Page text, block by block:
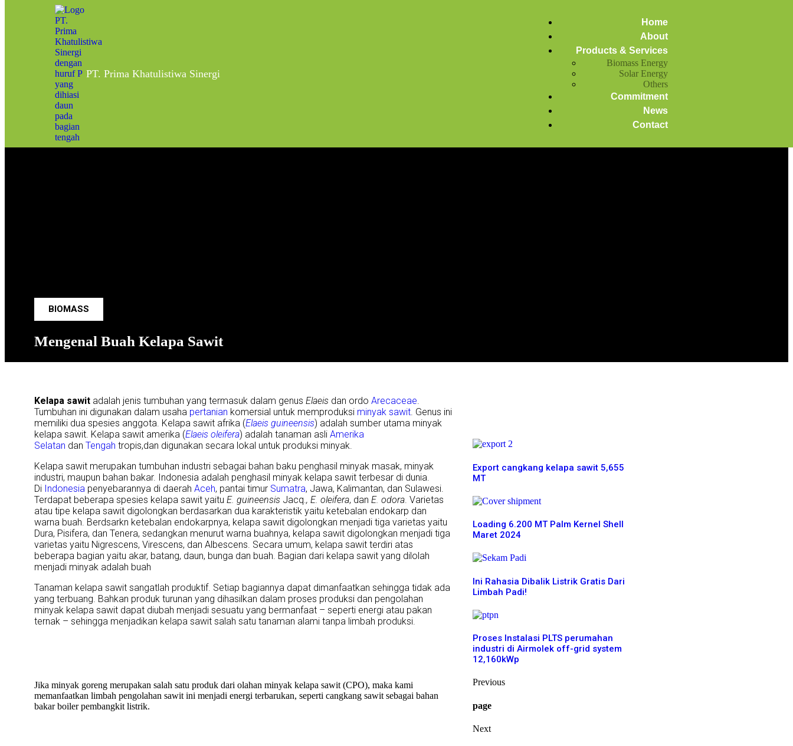
PT. Prima Khatulistiwa Sinergi
Home
About
Products & Services
Biomass Energy
Solar Energy
Others
Commitment
News
Contact
Virescens
Posts tagged: Virescens
Mengenal Buah Kelapa Sawit
March 18, 2022
Biomass Energy
BIOMASS
Mengenal Buah Kelapa Sawit
Kelapa sawit adalah jenis tumbuhan yang termasuk dalam genus Elaeis dan ordo Arecaceae.
Tumbuhan ini digunakan dalam usaha pertanian komersial untuk memproduksi minyak sawit. Genus ini
memiliki dua spesies anggota. Kelapa sawit afrika (Elaeis guineensis) adalah sumber utama minyak
kelapa sawit. Kelapa sawit amerika (Elaeis oleifera) adalah tanaman asli Amerika
Selatan dan Tengah tropis,dan digunakan secara lokal untuk produksi minyak.
Kelapa sawit merupakan tumbuhan industri sebagai bahan baku penghasil minyak masak, minyak
industri, maupun bahan bakar. Indonesia adalah penghasil minyak kelapa sawit terbesar di dunia.
Di Indonesia penyebarannya di daerah Aceh, pantai timur Sumatra, Jawa, Kalimantan, dan Sulawesi.
Terdapat beberapa spesies kelapa sawit yaitu E. guineensis Jacq., E. oleifera, dan E. odora. Varietas
atau tipe kelapa sawit digolongkan berdasarkan dua karakteristik yaitu ketebalan endokarp dan
warna buah. Berdsarkn ketebalan endokarpnya, kelapa sawit digolongkan menjadi tiga varietas yaitu
Dura, Pisifera, dan Tenera, sedangkan menurut warna buahnya, kelapa sawit digolongkan menjadi tiga
varietas yaitu Nigrescens, Virescens, dan Albescens. Secara umum, kelapa sawit terdiri atas
beberapa bagian yaitu akar, batang, daun, bunga dan buah. Bagian dari kelapa sawit yang dilolah
menjadi minyak adalah buah
Tanaman kelapa sawit sangatlah produktif. Setiap bagiannya dapat dimanfaatkan sehingga tidak ada
yang terbuang. Bahkan produk turunan yang dihasilkan dalam proses produksi dan pengolahan
minyak kelapa sawit dapat diubah menjadi sesuatu yang bermanfaat – seperti energi atau pakan
ternak – sehingga menjadikan kelapa sawit salah satu tanaman alami tanpa limbah produksi.
Jika minyak goreng merupakan salah satu produk dari olahan minyak kelapa sawit (CPO), maka kami
memanfaatkan limbah pengolahan sawit ini menjadi energi terbarukan, seperti cangkang sawit sebagai bahan
bakar boiler pembangkit listrik.
Export cangkang kelapa sawit 5,655
MT
Loading 6.200 MT Palm Kernel Shell
Maret 2024
Ini Rahasia Dibalik Listrik Gratis Dari
Limbah Padi!
Proses Instalasi PLTS perumahan
industri di Airmolek off-grid system
12,160kWp
Previous
page
Next